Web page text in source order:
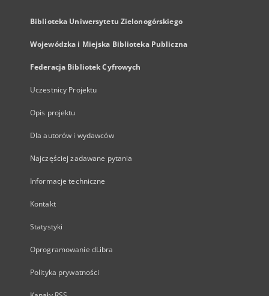
Biblioteka Uniwersytetu Zielonogórskiego
Wojewódzka i Miejska Biblioteka Publiczna
Federacja Bibliotek Cyfrowych
Uczestnicy Projektu
Opis projektu
Dla autorów i wydawców
Najczęściej zadawane pytania
Informacje techniczne
Kontakt
Statystyki
Oprogramowanie dLibra
Polityka prywatności